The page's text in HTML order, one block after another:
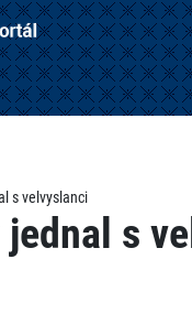
s velvyslanci
s